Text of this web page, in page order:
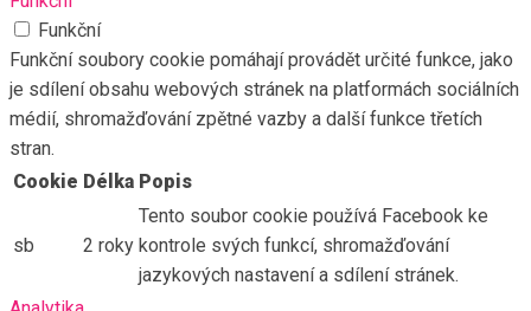
Funkční
Funkční soubory cookie pomáhají provádět určité funkce, jako
je sdílení obsahu webových stránek na platformách sociálních
médií, shromažďování zpětné vazby a další funkce třetích
stran.
Cookie Délka Popis
sb 2 roky
Tento soubor cookie používá Facebook ke
kontrole svých funkcí, shromažďování
jazykových nastavení a sdílení stránek.